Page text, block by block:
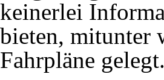
keinerlei
bieten, mitunter
Fahrpläne gelegt.